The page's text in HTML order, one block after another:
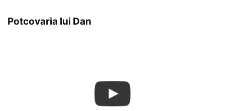
Potcovaria lui Dan